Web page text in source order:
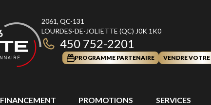
2061, QC-131
LOURDES-DE-JOLIETTE (QC) J0K 1K0
450 752-2201
PROGRAMME PARTENAIRE VENDRE
FINANCEMENT PROMOTIONS SERVICES